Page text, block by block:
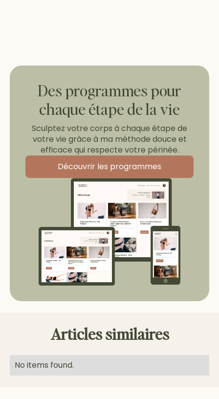
Des programmes pour
chaque étape de la vie
Sculptez votre corps à chaque étape de
votre vie grâce à ma méthode douce et
efficace qui respecte votre périnée.
Découvrir les programmes
Articles similaires
No items found.